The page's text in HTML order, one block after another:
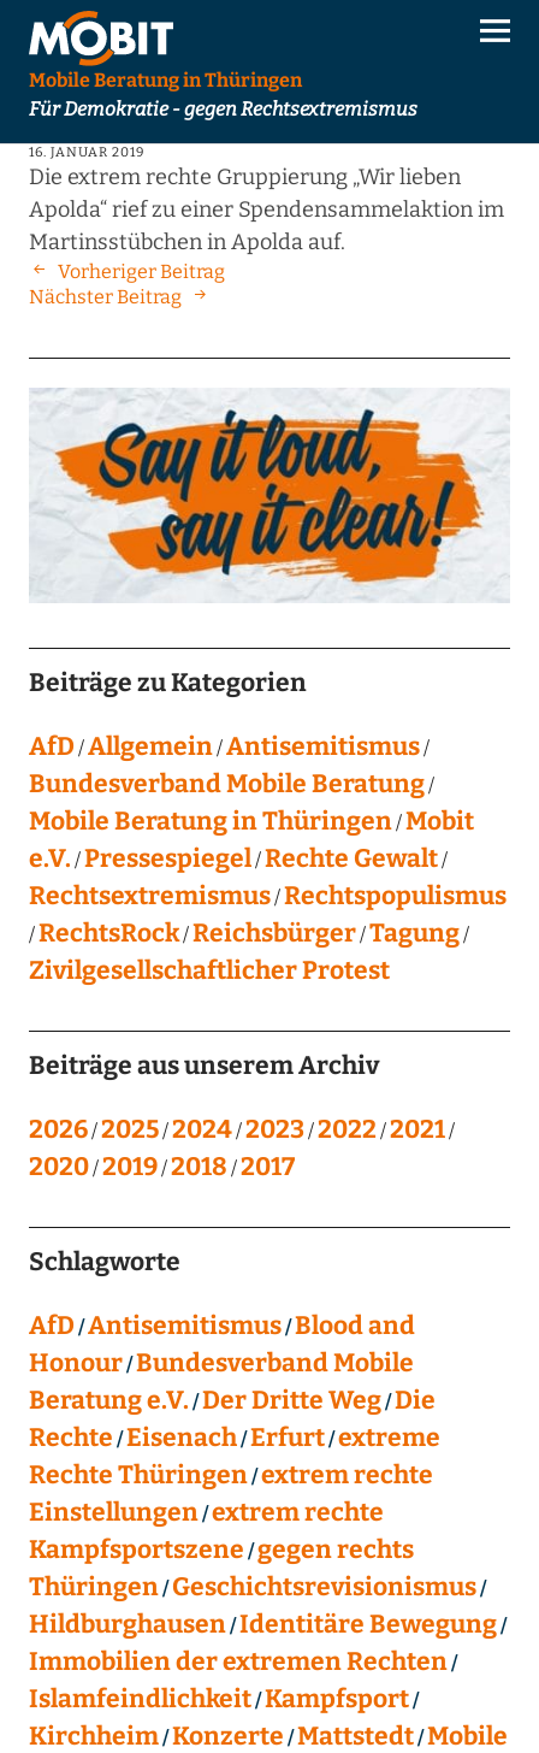
Mobile Beratung in Thüringen
Für Demokratie - gegen Rechtsextremismus
16. JANUAR 2019
Die extrem rechte Gruppierung „Wir lieben
Apolda“ rief zu einer Spendensammelaktion im
Martinsstübchen in Apolda auf.
Vorheriger Beitrag
Nächster Beitrag
Beiträge zu Kategorien
AfD Allgemein Antisemitismus
Bundesverband Mobile Beratung
Mobile Beratung in Thüringen Mobit
e.V. Pressespiegel Rechte Gewalt
Rechtsextremismus Rechtspopulismus
RechtsRock Reichsbürger Tagung
Zivilgesellschaftlicher Protest
Beiträge aus unserem Archiv
2026 2025 2024 2023 2022 2021
2020 2019 2018 2017
Schlagworte
AfD Antisemitismus Blood and
Honour Bundesverband Mobile
Beratung e.V. Der Dritte Weg Die
Rechte Eisenach Erfurt extreme
Rechte Thüringen extrem rechte
Einstellungen extrem rechte
Kampfsportszene gegen rechts
Thüringen Geschichtsrevisionismus
Hildburghausen Identitäre Bewegung
Immobilien der extremen Rechten
Islamfeindlichkeit Kampfsport
Kirchheim Konzerte Mattstedt Mobile